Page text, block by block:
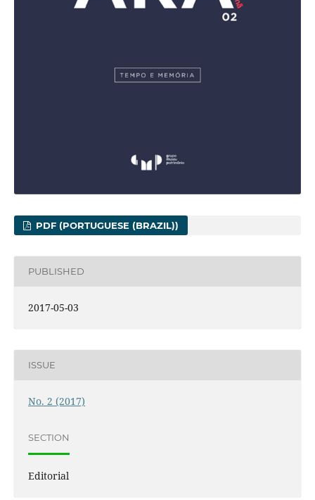
PDF (PORTUGUESE (BRAZIL))
PUBLISHED
2017-05-03
ISSUE
No. 2 (2017)
SECTION
Editorial